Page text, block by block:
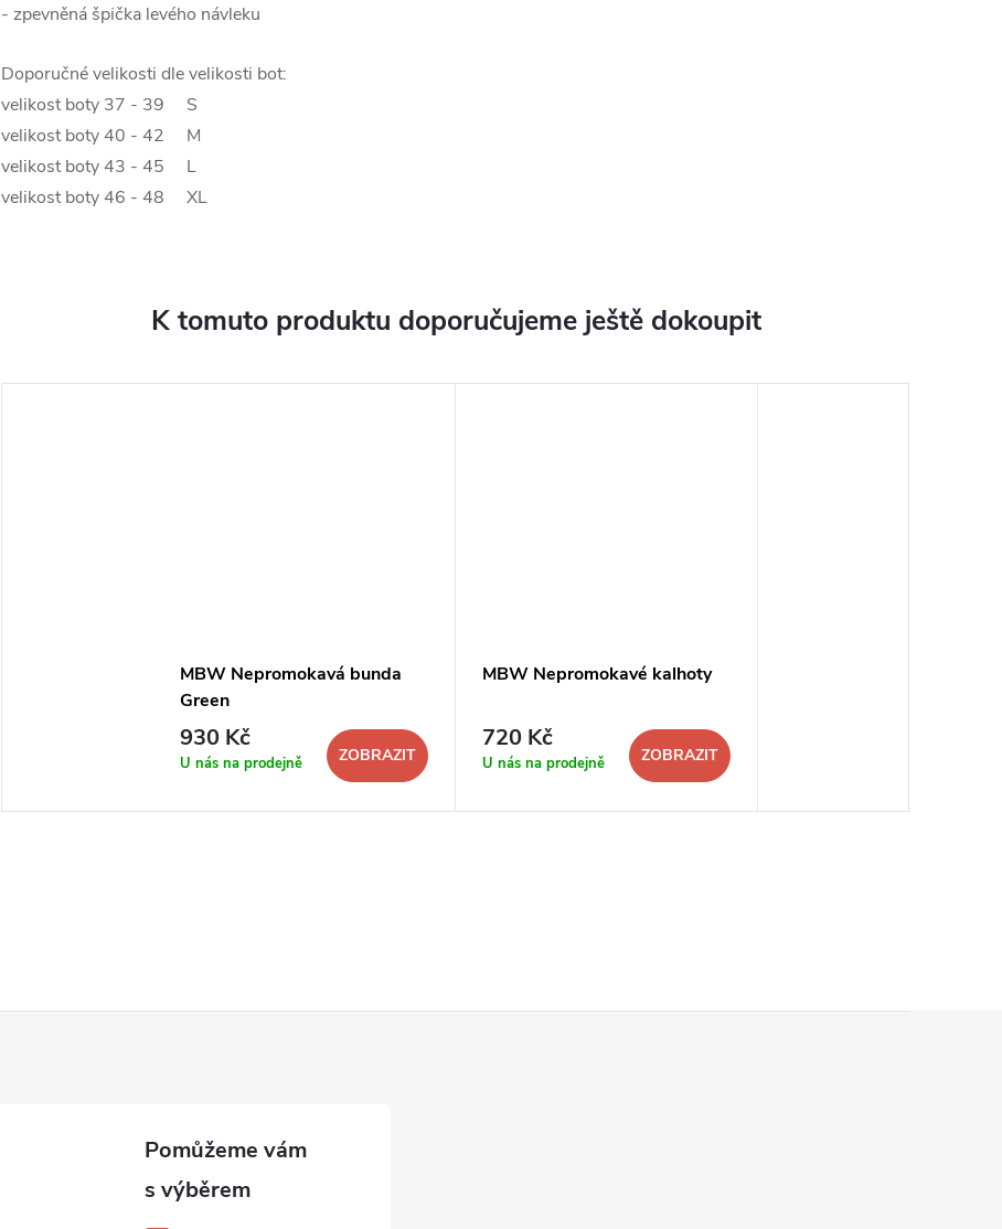
- zpevněná špička levého návleku
Doporučné velikosti dle velikosti bot:
velikost boty 37 - 39 S
velikost boty 40 - 42 M
velikost boty 43 - 45 L
velikost boty 46 - 48 XL
K tomuto produktu doporučujeme ještě dokoupit
MBW Nepromokavá bunda
Green
930 Kč
U nás na prodejně ZOBRAZIT
MBW Nepromokavé kalhoty
720 Kč
U nás na prodejně ZOBRAZIT